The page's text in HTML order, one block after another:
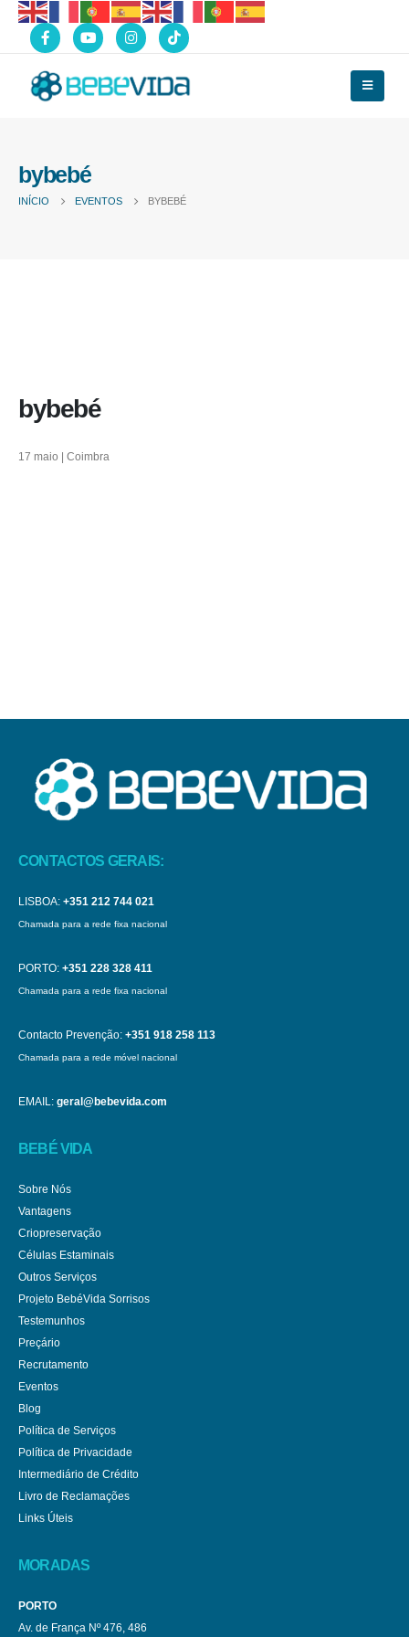
bybebé
INÍCIO EVENTOS BYBEBÉ
bybebé
17 maio | Coimbra
CONTACTOS GERAIS:
LISBOA: +351 212 744 021
Chamada para a rede fixa nacional
PORTO: +351 228 328 411
Chamada para a rede fixa nacional
Contacto Prevenção: +351 918 258 113
Chamada para a rede móvel nacional
EMAIL: geral@bebevida.com
BEBÉ VIDA
Sobre Nós
Vantagens
Criopreservação
Células Estaminais
Outros Serviços
Projeto BebéVida Sorrisos
Testemunhos
Preçário
Recrutamento
Eventos
Blog
Política de Serviços
Política de Privacidade
Intermediário de Crédito
Livro de Reclamações
Links Úteis
MORADAS
PORTO
Av. de França Nº 476, 486